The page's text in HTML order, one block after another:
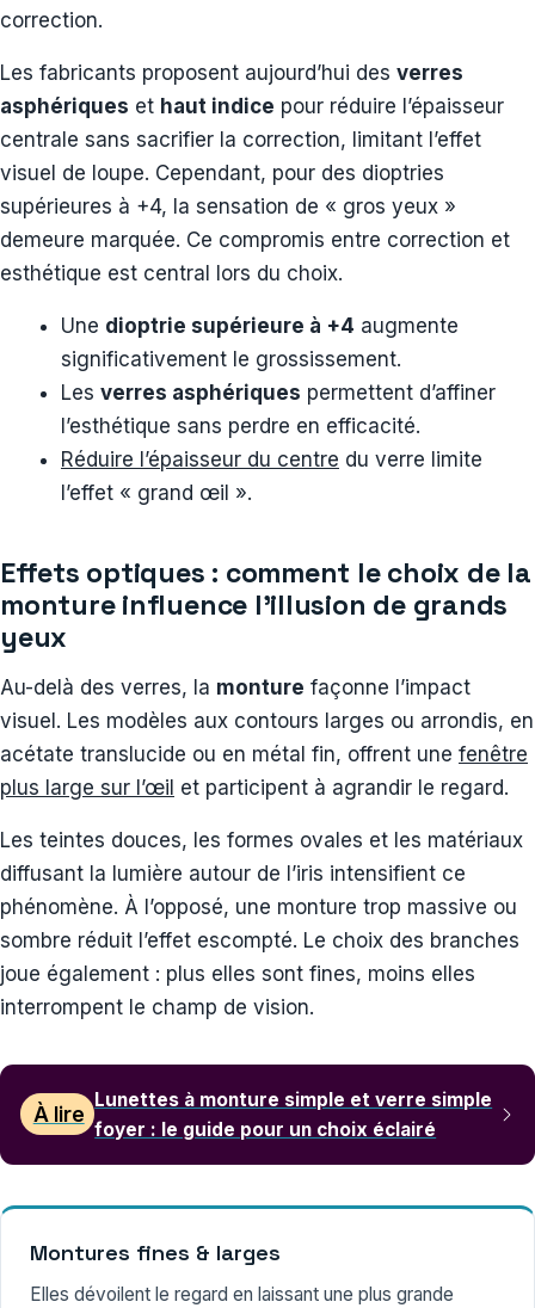
correction.
Les fabricants proposent aujourd’hui des verres
asphériques et haut indice pour réduire l’épaisseur
centrale sans sacrifier la correction, limitant l’effet
visuel de loupe. Cependant, pour des dioptries
supérieures à +4, la sensation de « gros yeux »
demeure marquée. Ce compromis entre correction et
esthétique est central lors du choix.
Une dioptrie supérieure à +4 augmente
significativement le grossissement.
Les verres asphériques permettent d’affiner
l’esthétique sans perdre en efficacité.
Réduire l’épaisseur du centre du verre limite
l’effet « grand œil ».
Effets optiques : comment le choix de la
monture influence l’illusion de grands
yeux
Au-delà des verres, la monture façonne l’impact
visuel. Les modèles aux contours larges ou arrondis, en
acétate translucide ou en métal fin, offrent une fenêtre
plus large sur l’œil et participent à agrandir le regard.
Les teintes douces, les formes ovales et les matériaux
diffusant la lumière autour de l’iris intensifient ce
phénomène. À l’opposé, une monture trop massive ou
sombre réduit l’effet escompté. Le choix des branches
joue également : plus elles sont fines, moins elles
interrompent le champ de vision.
À lire
Lunettes à monture simple et verre simple
foyer : le guide pour un choix éclairé
Montures fines & larges
Elles dévoilent le regard en laissant une plus grande